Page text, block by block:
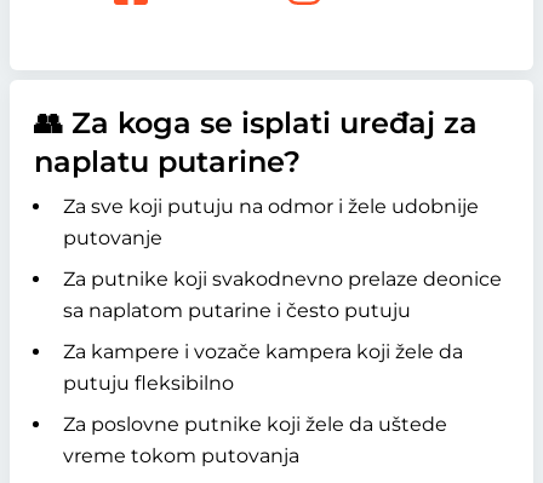
👥 Za koga se isplati uređaj za
naplatu putarine?
Za sve koji putuju na odmor i žele udobnije
putovanje
Za putnike koji svakodnevno prelaze deonice
sa naplatom putarine i često putuju
Za kampere i vozače kampera koji žele da
putuju fleksibilno
Za poslovne putnike koji žele da uštede
vreme tokom putovanja